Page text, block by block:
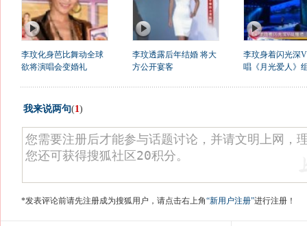
李玟化身芭比舞动全球
欲将演唱会变婚礼
李玟透露后年结婚 将大
方公开宴客
李玟身着闪光深
唱《月光爱人》
我来说两句(1)
*发表评论前请先注册成为搜狐用户，请点击右上角“新用户注册”进行注册！